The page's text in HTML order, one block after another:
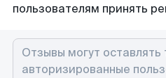
пользователям принять